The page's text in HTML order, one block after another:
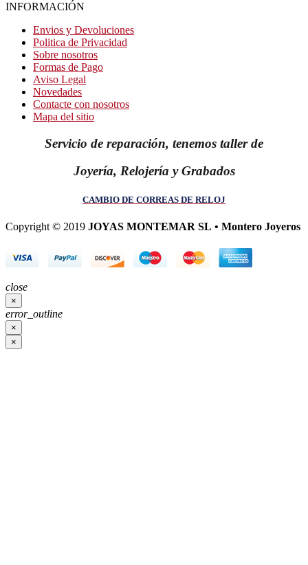
INFORMACIÓN
Envios y Devoluciones
Politica de Privacidad
Sobre nosotros
Formas de Pago
Aviso Legal
Novedades
Contacte con nosotros
Mapa del sitio
Servicio de reparación, tenemos taller de
Joyería, Relojería y Grabados
CAMBIO DE CORREAS DE RELOJ
Copyright © 2019 JOYAS MONTEMAR SL • Montero Joyeros
close
×
error_outline
×
×